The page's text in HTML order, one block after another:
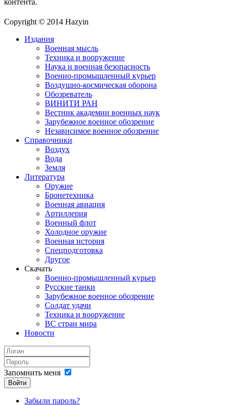
Copyright © 2014 Hazyin
Издания
Военная мысль
Техника и вооружение
Наука и военная безопасность
Военно-промышленный курьер
Воздушно-космическая оборона
Обозреватель
ВИНИТИ РАН
Вестник академии военных наук
Зарубежное военное обозрение
Независимое военное обозрение
Справочники
Воздух
Вода
Земля
Литература
Оружие
Бронетехника
Военная авиация
Артиллерия
Военный флот
Холодное оружие
Военная история
Спецподготовка
Другое
Скачать
Военно-промышленный курьер
Русские танки
Зарубежное военное обозрение
Солдат удачи
Техника и вооружение
ВС стран мира
Новости
Запомнить меня
Войти
Забыли пароль?